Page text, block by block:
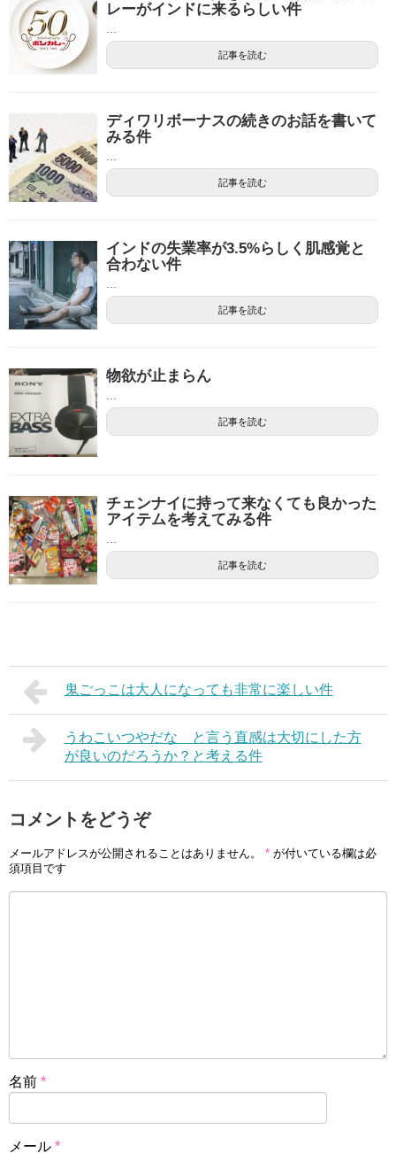
レーがインドに来るらしい件
記事を読む
ディワリボーナスの続きのお話を書いて
みる件
記事を読む
インドの失業率が3.5%らしく肌感覚と
合わない件
記事を読む
物欲が止まらん
記事を読む
チェンナイに持って来なくても良かった
アイテムを考えてみる件
記事を読む
鬼ごっこは大人になっても非常に楽しい件
うわこいつやだな と言う直感は大切にした方
が良いのだろうか？と考える件
コメントをどうぞ
メールアドレスが公開されることはありません。 * が付いている欄は必
須項目です
名前 *
メール *